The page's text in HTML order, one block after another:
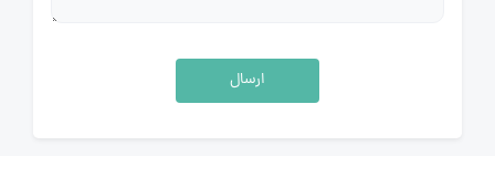
ارسال